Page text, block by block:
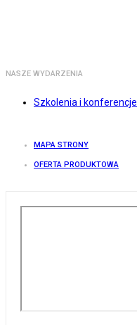
NASZE WYDARZENIA
Szkolenia i konferencje
MAPA STRONY
OFERTA PRODUKTOWA